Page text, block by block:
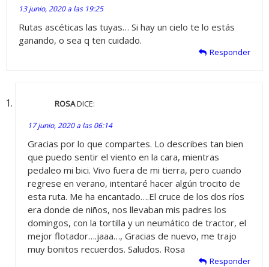
13 junio, 2020 a las 19:25
Rutas ascéticas las tuyas… Si hay un cielo te lo estás
ganando, o sea q ten cuidado.
Responder
ROSADICE:
17 junio, 2020 a las 06:14
Gracias por lo que compartes. Lo describes tan bien
que puedo sentir el viento en la cara, mientras
pedaleo mi bici. Vivo fuera de mi tierra, pero cuando
regrese en verano, intentaré hacer algún trocito de
esta ruta. Me ha encantado….El cruce de los dos ríos
era donde de niños, nos llevaban mis padres los
domingos, con la tortilla y un neumático de tractor, el
mejor flotador….jaaa…, Gracias de nuevo, me trajo
muy bonitos recuerdos. Saludos. Rosa
Responder